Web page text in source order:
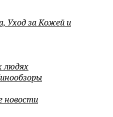
Уход за Кожей и
людях
новости